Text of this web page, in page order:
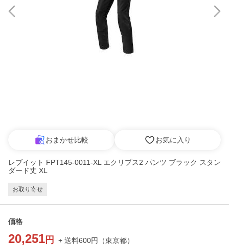
おまかせ比較 お気に入り
レブイット FPT145-0011-XL エクリプス2 パンツ ブラック スタン
ダード丈 XL
お取り寄せ
価格
20,251 円 + 送料600円 （東京都）